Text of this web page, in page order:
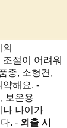
절이 어려워
종, 소형견,
약해요. -
보온용
나 나이가
. - 외출 시